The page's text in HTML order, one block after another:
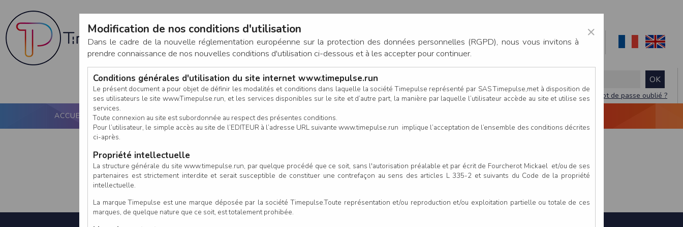
CONNEXION
Mot de passe oublié ?
ACCUEIL PUCE ACTIVE NOS SERVICES CALENDRIER RÉSULTATS
×
Modification de nos conditions d'utilisation
Dans le cadre de la nouvelle réglementation européenne sur la protection des données personnelles (RGPD), nous vous invitons à
prendre connaissance de nos nouvelles conditions d'utilisation ci-dessous et à les accepter pour continuer.
Conditions générales d'utilisation du site internet www.timepulse.run
Le présent document a pour objet de définir les modalités et conditions dans laquelle la société Timepulse représenté par SAS Timepulse,met à disposition de
ses utilisateurs le site www.Timepulse.run, et les services disponibles sur le site et d’autre part, la manière par laquelle l’utilisateur accède au site et utilise ses
services.
Toute connexion au site est subordonnée au respect des présentes conditions.
Pour l’utilisateur, le simple accès au site de l’EDITEUR à l’adresse URL suivante www.timepulse.run implique l’acceptation de l’ensemble des conditions décrites
ci-après.
Propriété intellectuelle
La structure générale du site www.timepulse.run, par quelque procédé que ce soit, sans l'autorisation préalable et par écrit de Fourcherot Mickael et/ou de ses
partenaires est strictement interdite et serait susceptible de constituer une contrefaçon au sens des articles L 335-2 et suivants du Code de la propriété
intellectuelle.
La marque Timepulse est une marque déposée par la société Timepulse.Toute représentation et/ou reproduction et/ou exploitation partielle ou totale de ces
marques, de quelque nature que ce soit, est totalement prohibée.